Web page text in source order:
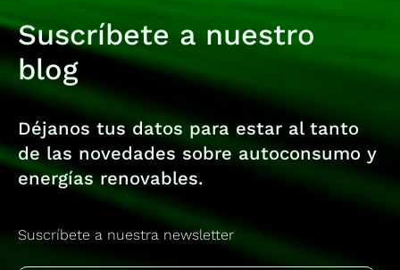
Suscríbete a nuestro
blog
Déjanos tus datos para estar al tanto
de las novedades sobre autoconsumo y
energías renovables.
Suscríbete a nuestra newsletter